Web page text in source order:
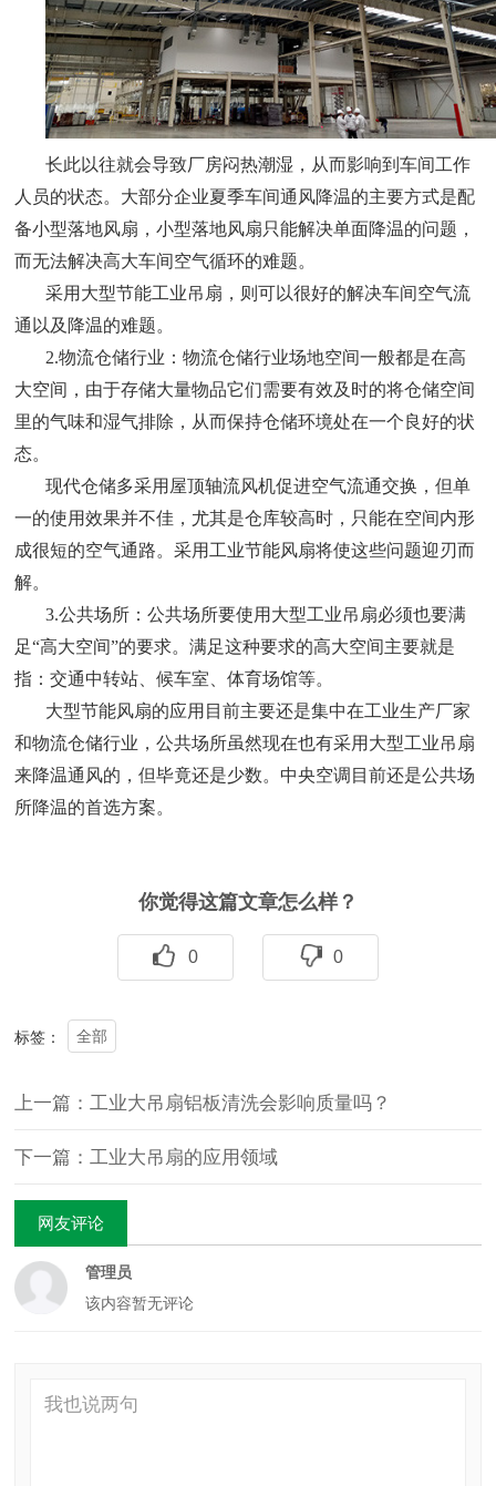
长此以往就会导致厂房闷热潮湿，从而影响到车间工作
人员的状态。大部分企业夏季车间通风降温的主要方式是配
备小型落地风扇，小型落地风扇只能解决单面降温的问题，
而无法解决高大车间空气循环的难题。
采用大型节能工业吊扇，则可以很好的解决车间空气流
通以及降温的难题。
2.物流仓储行业：物流仓储行业场地空间一般都是在高
大空间，由于存储大量物品它们需要有效及时的将仓储空间
里的气味和湿气排除，从而保持仓储环境处在一个良好的状
态。
现代仓储多采用屋顶轴流风机促进空气流通交换，但单
一的使用效果并不佳，尤其是仓库较高时，只能在空间内形
成很短的空气通路。采用工业节能风扇将使这些问题迎刃而
解。
3.公共场所：公共场所要使用大型工业吊扇必须也要满
足“高大空间”的要求。满足这种要求的高大空间主要就是
指：交通中转站、候车室、体育场馆等。
大型节能风扇的应用目前主要还是集中在工业生产厂家
和物流仓储行业，公共场所虽然现在也有采用大型工业吊扇
来降温通风的，但毕竟还是少数。中央空调目前还是公共场
所降温的首选方案。
你觉得这篇文章怎么样？
0 0
标签： 全部
上一篇：工业大吊扇铝板清洗会影响质量吗？
下一篇：工业大吊扇的应用领域
网友评论
管理员
该内容暂无评论